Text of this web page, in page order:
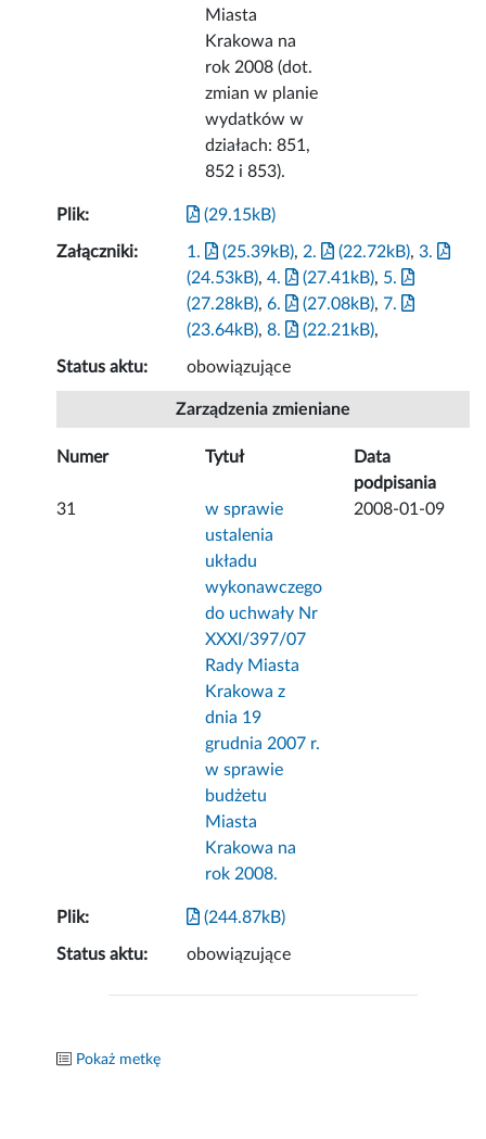
Miasta
Krakowa na
rok 2008 (dot.
zmian w planie
wydatków w
działach: 851,
852 i 853).
Plik: (29.15kB)
Załączniki: 1. (25.39kB), 2. (22.72kB),3.
(24.53kB),4. (27.41kB), 5.
(27.28kB),6. (27.08kB), 7.
(23.64kB),8. (22.21kB),
Status aktu: obowiązujące
Zarządzenia zmieniane
Numer Tytuł
Data
podpisania
31
w sprawie
ustalenia
układu
wykonawczego
do uchwały Nr
XXXI/397/07
Rady Miasta
Krakowa z
dnia 19
grudnia 2007 r.
w sprawie
budżetu
Miasta
Krakowa na
rok 2008.
2008-01-09
Plik: (244.87kB)
Status aktu: obowiązujące
Pokaż metkę